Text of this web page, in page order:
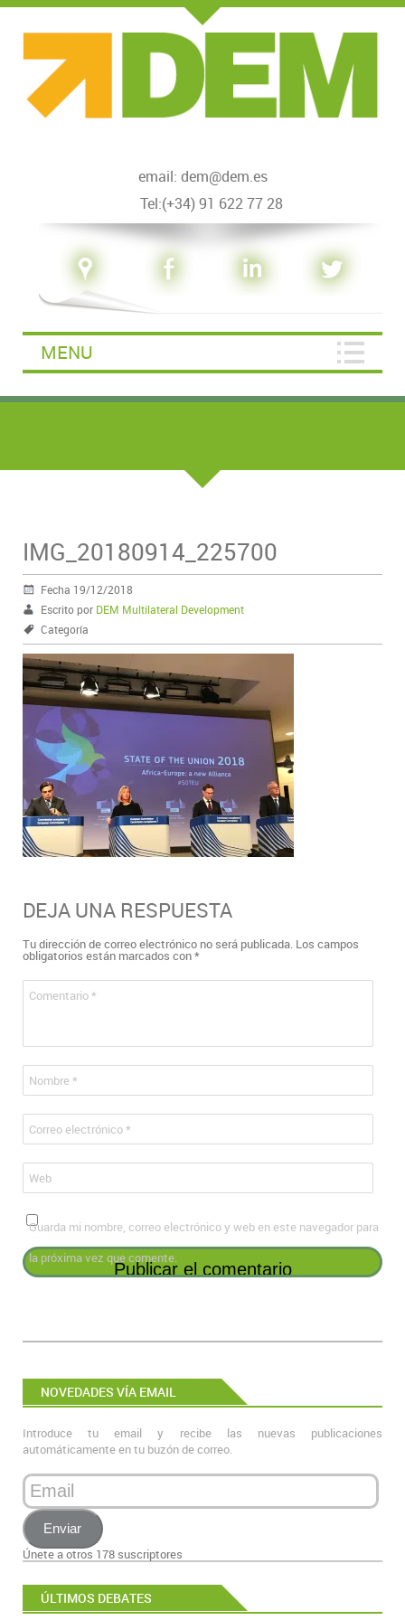
email: dem@dem.es
Tel:(+34) 91 622 77 28
MENU
IMG_20180914_225700
Fecha 19/12/2018
Escrito por DEM Multilateral Development
Categoría
DEJA UNA RESPUESTA
Tu dirección de correo electrónico no será publicada. Los campos
obligatorios están marcados con*
Comentario*
Nombre *
Correo electrónico*
Web
Guarda mi nombre, correo electrónico y web en este navegador para
la próxima vez que comente.
NOVEDADES VÍA EMAIL
Introduce tu email y recibe las nuevas publicaciones
automáticamente en tu buzón de correo.
Email
Enviar
Únete a otros 178 suscriptores
ÚLTIMOS DEBATES